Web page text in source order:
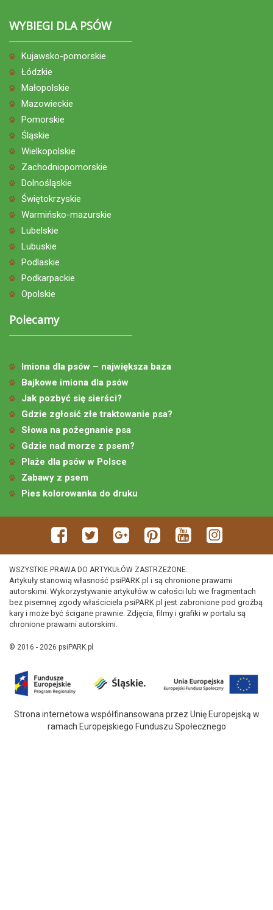
WYBIEGI DLA PSÓW
Kujawsko-pomorskie
Łódzkie
Małopolskie
Mazowieckie
Pomorskie
Śląskie
Wielkopolskie
Zachodniopomorskie
Dolnośląskie
Świętokrzyskie
Warmińsko-mazurskie
Lubelskie
Lubuskie
Podlaskie
Podkarpackie
Opolskie
Polecamy
Imiona dla psów – największa baza
Bajkowe imiona dla psów
Jak pozbyć się sierści?
Gdzie zgłosić złe traktowanie psa?
Słowa na pożegnanie psa
Gdzie nad morze z psem?
Plaże dla psów w Polsce
Zabawy z psem
Pies kolorowanka do druku
WSZYSTKIE PRAWA DO ARTYKUŁÓW ZASTRZEŻONE.
Artykuły stanowią własność psiPARK.pl i są chronione prawami
autorskimi. Wykorzystywanie artykułów w całości lub we fragmentach
bez pisemnej zgody właściciela psiPARK.pl jest zabronione pod groźbą
kary i może być ścigane prawnie. Zdjęcia, filmy i grafiki w portalu są
chronione prawami autorskimi.
© 2016 - 2026 psiPARK.pl
Strona internetowa współfinansowana przez Unię Europejską w
ramach Europejskiego Funduszu Społecznego